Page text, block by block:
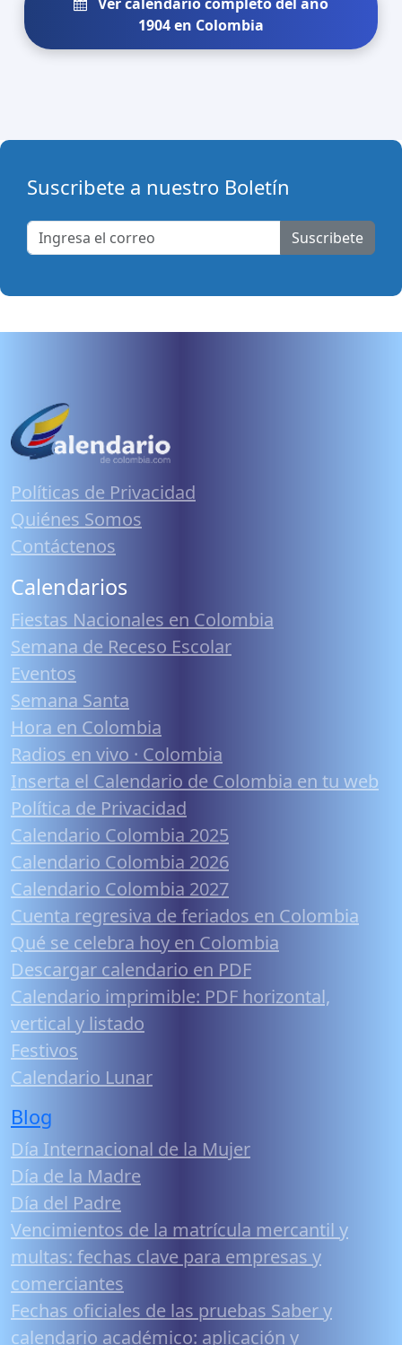
1904 en Colombia
Suscribete a nuestro Boletín
Suscribete
Políticas de Privacidad
Quiénes Somos
Contáctenos
Calendarios
Fiestas Nacionales en Colombia
Semana de Receso Escolar
Eventos
Semana Santa
Hora en Colombia
Radios en vivo · Colombia
Inserta el Calendario de Colombia en tu web
Política de Privacidad
Calendario Colombia 2025
Calendario Colombia 2026
Calendario Colombia 2027
Cuenta regresiva de feriados en Colombia
Qué se celebra hoy en Colombia
Descargar calendario en PDF
Calendario imprimible: PDF horizontal,
vertical y listado
Festivos
Calendario Lunar
Blog
Día Internacional de la Mujer
Día de la Madre
Día del Padre
Vencimientos de la matrícula mercantil y
multas: fechas clave para empresas y
comerciantes
Fechas oficiales de las pruebas Saber y
calendario académico: aplicación y